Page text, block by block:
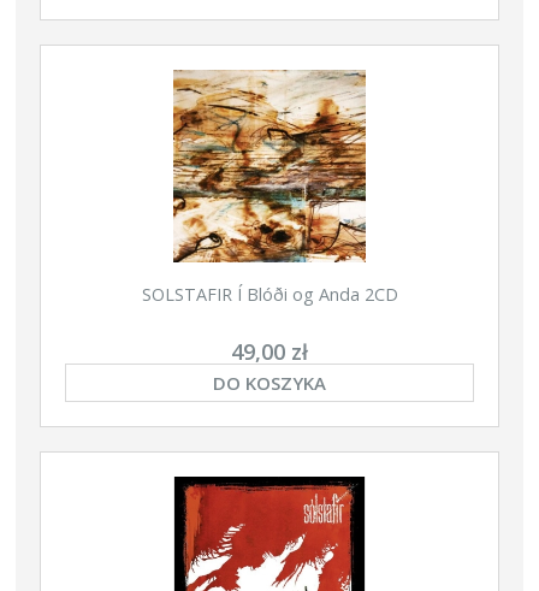
SOLSTAFIR Í Blóði og Anda 2CD
49,00 zł
DO KOSZYKA